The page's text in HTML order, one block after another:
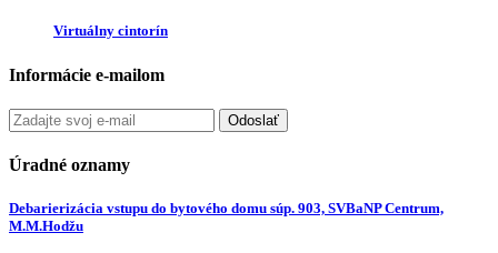
Virtuálny cintorín
Informácie e-mailom
Odoslať
Úradné oznamy
Debarierizácia vstupu do bytového domu súp. 903, SVBaNP Centrum,
M.M.Hodžu